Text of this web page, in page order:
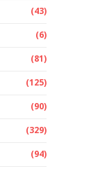
(43)
(6)
(81)
(125)
(90)
(329)
(94)